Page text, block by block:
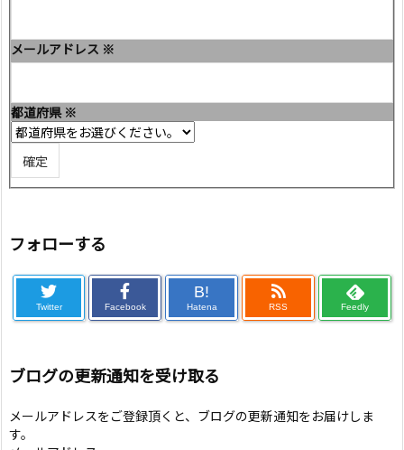
メールアドレス ※
都道府県 ※
フォローする
Twitter Facebook
B!
Hatena RSS Feedly
ブログの更新通知を受け取る
メールアドレスをご登録頂くと、ブログの更新通知をお届けしま
す。